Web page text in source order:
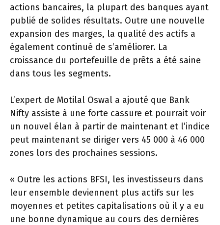
actions bancaires, la plupart des banques ayant
publié de solides résultats. Outre une nouvelle
expansion des marges, la qualité des actifs a
également continué de s’améliorer. La
croissance du portefeuille de prêts a été saine
dans tous les segments.
L’expert de Motilal Oswal a ajouté que Bank
Nifty assiste à une forte cassure et pourrait voir
un nouvel élan à partir de maintenant et l’indice
peut maintenant se diriger vers 45 000 à 46 000
zones lors des prochaines sessions.
« Outre les actions BFSI, les investisseurs dans
leur ensemble deviennent plus actifs sur les
moyennes et petites capitalisations où il y a eu
une bonne dynamique au cours des dernières